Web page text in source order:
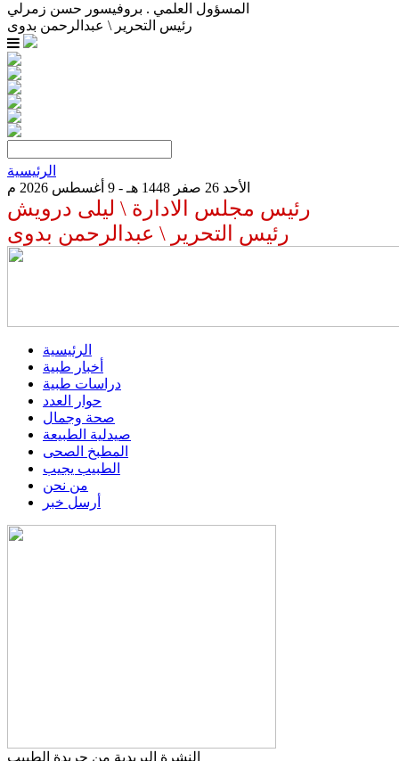
المسؤول العلمي . بروفيسور حسن زمرلي
رئيس التحرير \ عبدالرحمن بدوى
الرئيسية
الأحد 26 صفر 1448 هـ - 9 أغسطس 2026 م
رئيس مجلس الادارة \ ليلى درويش
رئيس التحرير \ عبدالرحمن بدوى
الرئيسية
أخبار طبية
دراسات طبية
حوار العدد
صحة وجمال
صيدلية الطبيعة
المطبخ الصحى
الطبيب يجيب
من نحن
أرسل خبر
النشرة البريدية من جريدة الطبيب